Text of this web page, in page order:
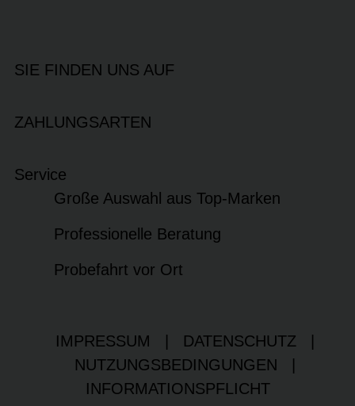
SIE FINDEN UNS AUF
ZAHLUNGSARTEN
Service
Große Auswahl aus Top-Marken
Professionelle Beratung
Probefahrt vor Ort
IMPRESSUM DATENSCHUTZ
NUTZUNGSBEDINGUNGEN
INFORMATIONSPFLICHT